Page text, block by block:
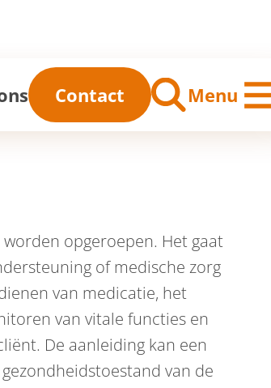
Contact Menu
opgeroepen. Het gaat
of medische zorg
van medicatie, het
van vitale functies en
De aanleiding kan een
van de